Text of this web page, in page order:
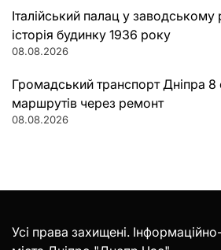
Італійський палац у заводському
історія будинку 1936 року
08.08.2026
Громадський транспорт Дніпра 8
маршрутів через ремонт
08.08.2026
Усі права захищені.